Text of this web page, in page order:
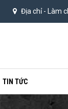
Địa chỉ - Làm
TIN TỨC